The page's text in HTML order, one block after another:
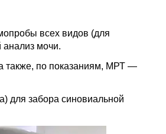
всех видов (для
мочи.
также, по показаниям, МРТ —
для забора синовиальной